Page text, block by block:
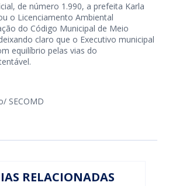
de número 1.990, a prefeita Karla
o Licenciamento Ambiental
do Código Municipal de Meio
claro que o Executivo municipal
equilíbrio pelas vias do
SECOMD
RELACIONADAS